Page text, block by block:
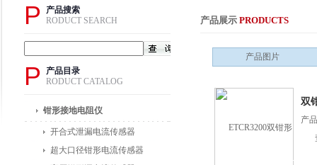
P
产品搜索
RODUCT SEARCH
P
产品目录
RODUCT CATALOG
钳形接地电阻仪
开合式泄漏电流传感器
超大口径钳形电流传感器
产品展示 PRODUCTS
产品图片
双
产